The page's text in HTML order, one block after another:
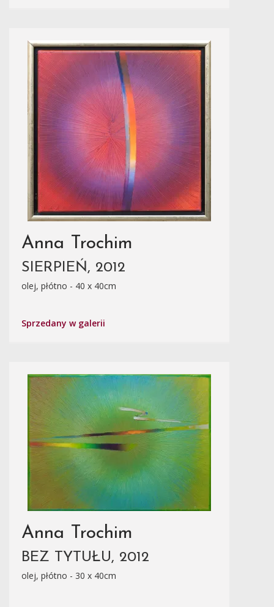
Anna Trochim
SIERPIEŃ, 2012
olej, płótno - 40 x 40cm
Sprzedany w galerii
Anna Trochim
BEZ TYTUŁU, 2012
olej, płótno - 30 x 40cm